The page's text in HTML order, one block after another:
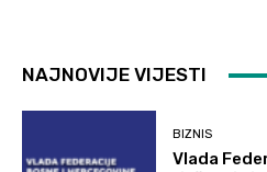
NAJNOVIJE VIJESTI
BIZNIS
Vlada